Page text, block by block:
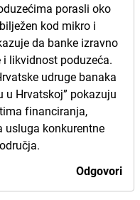
porasli oko
kod mikro i
da banke izravno
likvidnost poduzeća.
udruge banaka
u Hrvatskoj” pokazuju
financiranja,
konkurentne
Odgovori